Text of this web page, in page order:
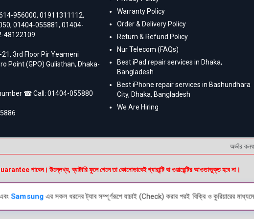
956000,01911311112,
,01404-055881,01404-
48122109
21, 3rd Floor Pir Yeameni
Point (GPO) Gulisthan, Dhaka-
☎ Call:01404-055880
Warranty Policy
Order & Delivery Policy
Return & Refund Policy
Nur Telecom (FAQs)
Best iPad repair services in Dhaka,
Bangladesh
Best iPhone repair services in Bashundhara
City, Dhaka, Bangladesh
We Are Hiring
অর্ডার
পাবেন। উল্লেখ্য, ব্যাটারি ফুলে গেলে তা কোনোভাবেই গ্যারান্টি বা ওয়ারেন্টির আওতাভুক্ত হবে না।
Samsungএর সকল ধরনের ট্যাব সম্পূর্ণরূপে যাচাই (Check) করার পরই বিক্রি ও কুরিয়ারের